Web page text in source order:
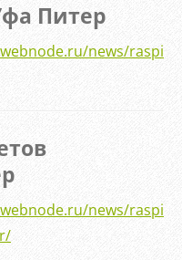
Питер
news/
news/